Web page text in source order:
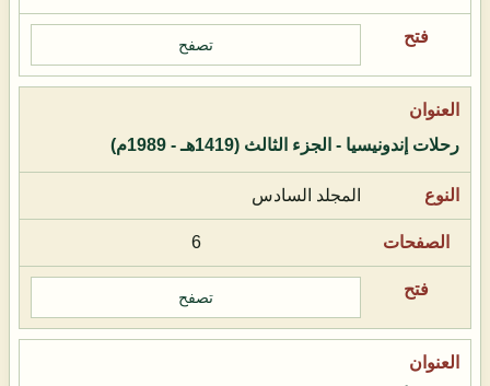
تصفح
رحلات إندونيسيا - الجزء الثالث (1419هـ - 1989م)
المجلد السادس
6
تصفح